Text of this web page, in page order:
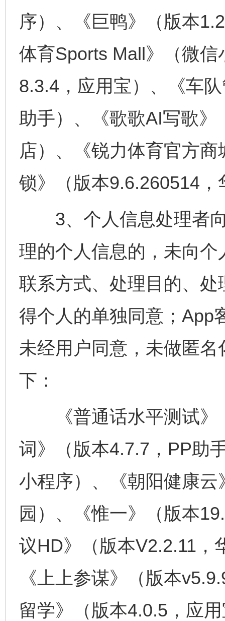
序）、《巨鸭》（版本
体育Sports Mall》（微
8.3.4，应用宝）、《车
助手）、《歌歌AI写歌
店）、《锐力体育官方
锁》（版本9.6.260514
3、个人信息处理者向
理的个人信息的，未向
联系方式、处理目的、
得个人的单独同意；App
未经用户同意，未做匿
下：
《普通话水平测试》
词》（版本4.7.7，PP助
小程序）、《朝阳健康
园）、《惟一》（版本
议HD》（版本V2.2.11，
《上上参谋》（版本
留学》（版本4.0.5，应